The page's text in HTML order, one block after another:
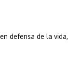
defensa de la